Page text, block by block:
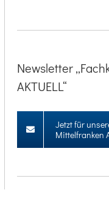
Newsletter
AKTUELL“
Jetzt für
Mittelfranken